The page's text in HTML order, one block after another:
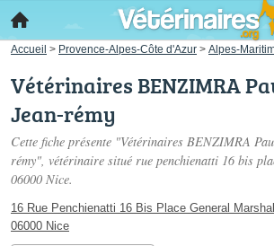
Accueil > Provence-Alpes-Côte d'Azur > Alpes-
Vétérinaires BENZIMRA
Jean-rémy
Cette fiche présente "Vétérinaires BENZIMRA
rémy", vétérinaire situé rue penchienatti 16 bis
06000 Nice.
16 Rue Penchienatti 16 Bis Place General Marshall
06000 Nice